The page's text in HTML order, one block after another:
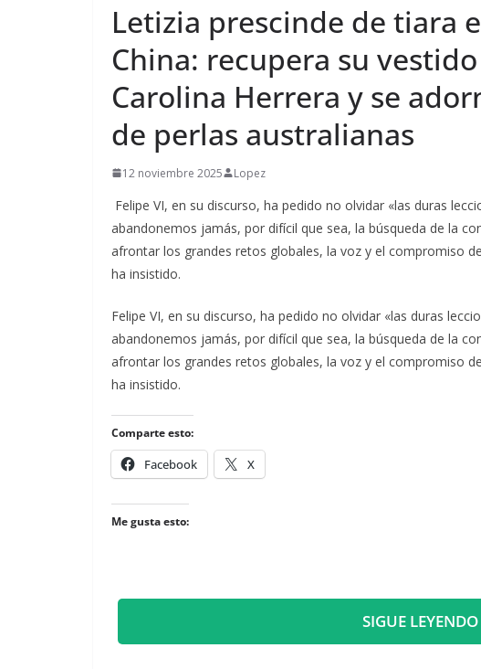
​Letizia prescinde de tiara
China: recupera su
Carolina Herrera y se
de perlas australianas
12 noviembre 2025 Lopez
Felipe VI, en su discurso, ha pedido no olvidar «las duras
abandonemos jamás, por difícil que sea, la búsqueda de la
afrontar los grandes retos globales, la voz y el compromiso
ha insistido.
​Felipe VI, en su discurso, ha pedido no olvidar «las duras
abandonemos jamás, por difícil que sea, la búsqueda de la
afrontar los grandes retos globales, la voz y el compromiso
ha insistido.
Comparte esto:
Facebook X
Me gusta esto:
SIGUE LEYENDO